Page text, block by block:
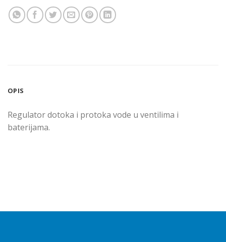
OPIS
Regulator dotoka i protoka vode u ventilima i
baterijama.